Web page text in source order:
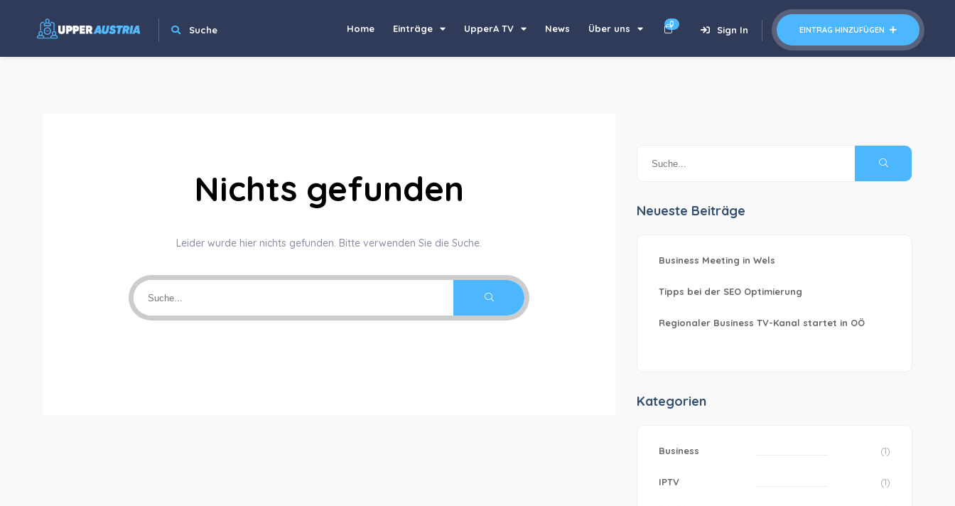
Suche EINTRAG HINZUFÜGEN
Sign In
0
Home Einträge UpperA TV News Über uns
Nichts gefunden
Leider wurde hier nichts gefunden. Bitte verwenden Sie die Suche.
Neueste Beiträge
Business Meeting in Wels
Tipps bei der SEO Optimierung
Regionaler Business TV-Kanal startet in OÖ
Kategorien
Business (1)
IPTV (1)